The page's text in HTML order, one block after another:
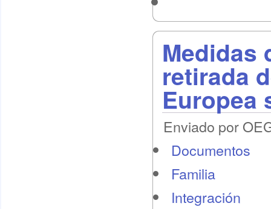
Medidas
retirada
Europea
Enviado por
Documentos
Familia
Integración